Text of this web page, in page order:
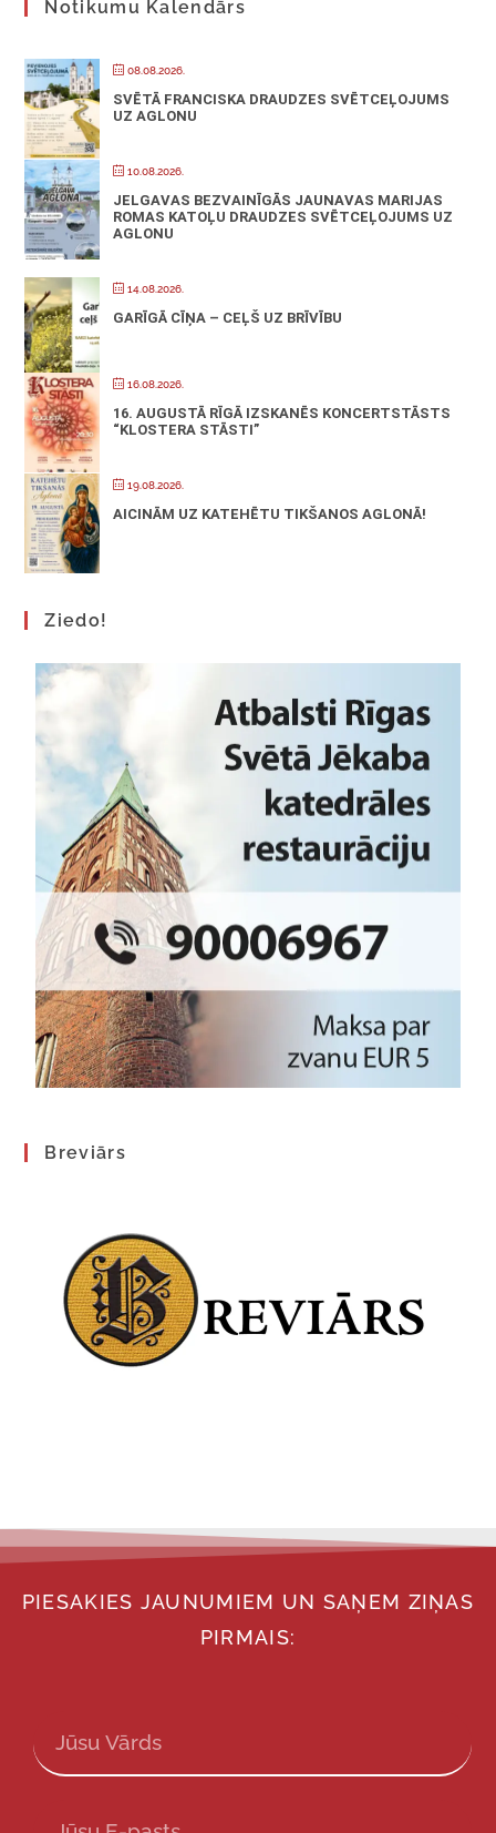
Notikumu Kalendārs
08.08.2026.
SVĒTĀ FRANCISKA DRAUDZES SVĒTCEĻOJUMS
UZ AGLONU
10.08.2026.
JELGAVAS BEZVAINĪGĀS JAUNAVAS MARIJAS
ROMAS KATOĻU DRAUDZES SVĒTCEĻOJUMS UZ
AGLONU
14.08.2026.
GARĪGĀ CĪŅA – CEĻŠ UZ BRĪVĪBU
16.08.2026.
16. AUGUSTĀ RĪGĀ IZSKANĒS KONCERTSTĀSTS
“KLOSTERA STĀSTI”
19.08.2026.
AICINĀM UZ KATEHĒTU TIKŠANOS AGLONĀ!
Ziedo!
Breviārs
PIESAKIES JAUNUMIEM UN SAŅEM ZIŅAS
PIRMAIS: